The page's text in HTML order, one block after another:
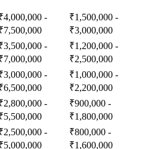
-
₹1,500,000 -
₹3,000,000
-
₹1,200,000 -
₹2,500,000
-
₹1,000,000 -
₹2,200,000
-
₹900,000 -
₹1,800,000
-
₹800,000 -
₹1,600,000